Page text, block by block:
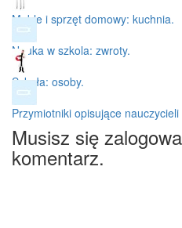
Meble i sprzęt domowy: kuchnia.
Nauka w szkola: zwroty.
Szkoła: osoby.
Przymiotniki opisujące nauczycieli
Musisz się
komentarz.